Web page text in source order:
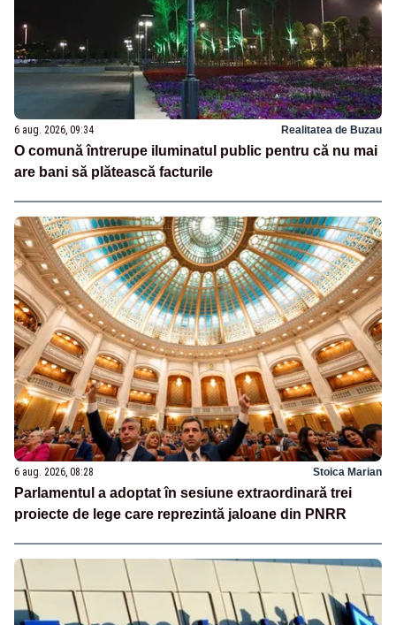
6 aug. 2026, 09:34 Realitatea de Buzau
O comună întrerupe iluminatul public pentru că nu mai
are bani să plătească facturile
6 aug. 2026, 08:28 Stoica Marian
Parlamentul a adoptat în sesiune extraordinară trei
proiecte de lege care reprezintă jaloane din PNRR